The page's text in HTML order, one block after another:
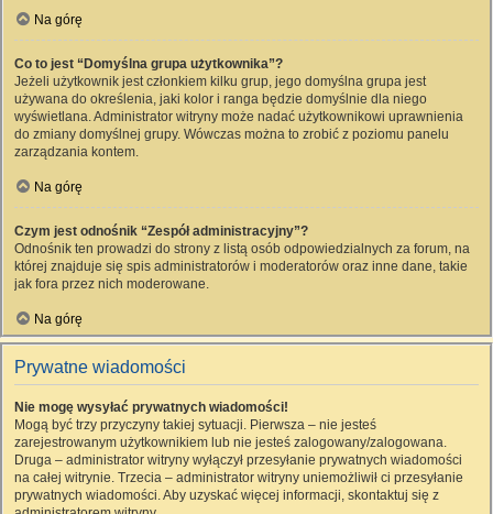
Na górę
Co to jest “Domyślna grupa użytkownika”?
Jeżeli użytkownik jest członkiem kilku grup, jego domyślna grupa jest
używana do określenia, jaki kolor i ranga będzie domyślnie dla niego
wyświetlana. Administrator witryny może nadać użytkownikowi uprawnienia
do zmiany domyślnej grupy. Wówczas można to zrobić z poziomu panelu
zarządzania kontem.
Na górę
Czym jest odnośnik “Zespół administracyjny”?
Odnośnik ten prowadzi do strony z listą osób odpowiedzialnych za forum, na
której znajduje się spis administratorów i moderatorów oraz inne dane, takie
jak fora przez nich moderowane.
Na górę
Prywatne wiadomości
Nie mogę wysyłać prywatnych wiadomości!
Mogą być trzy przyczyny takiej sytuacji. Pierwsza – nie jesteś
zarejestrowanym użytkownikiem lub nie jesteś zalogowany/zalogowana.
Druga – administrator witryny wyłączył przesyłanie prywatnych wiadomości
na całej witrynie. Trzecia – administrator witryny uniemożliwił ci przesyłanie
prywatnych wiadomości. Aby uzyskać więcej informacji, skontaktuj się z